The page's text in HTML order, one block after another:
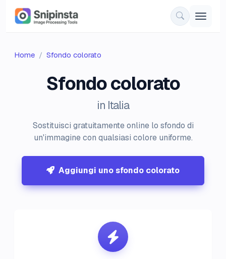
Home Sfondo colorato
Sfondo colorato
in Italia
Sostituisci gratuitamente online lo sfondo di
un'immagine con qualsiasi colore uniforme.
Aggiungi uno sfondo colorato